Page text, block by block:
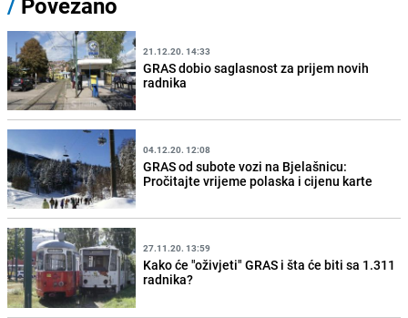
21.12.20. 14:33
GRAS dobio saglasnost za prijem novih
radnika
04.12.20. 12:08
GRAS od subote vozi na Bjelašnicu:
Pročitajte vrijeme polaska i cijenu karte
27.11.20. 13:59
Kako će "oživjeti" GRAS i šta će biti sa 1.311
radnika?